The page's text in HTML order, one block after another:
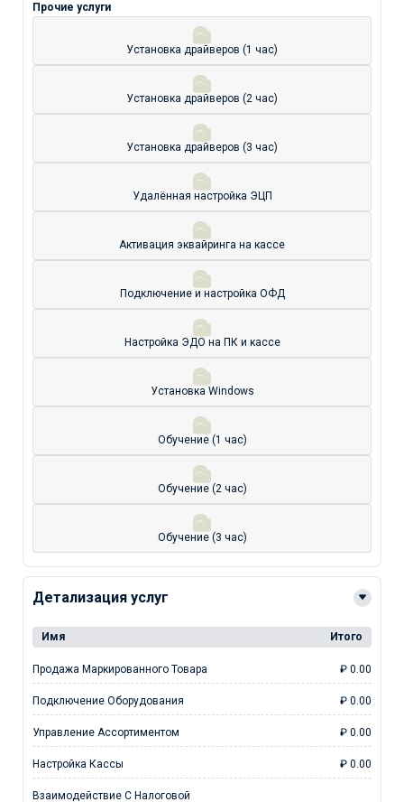
Прочие услуги
Установка драйверов (1 час)
Установка драйверов (2 час)
Установка драйверов (3 час)
Удалённая настройка ЭЦП
Активация эквайринга на кассе
Подключение и настройка ОФД
Настройка ЭДО на ПК и кассе
Установка Windows
Обучение (1 час)
Обучение (2 час)
Обучение (3 час)
Детализация услуг
Имя Итого
Продажа Маркированного Товара ₽ 0.00
Подключение Оборудования ₽ 0.00
Управление Ассортиментом ₽ 0.00
Настройка Кассы ₽ 0.00
Взаимодействие С Налоговой